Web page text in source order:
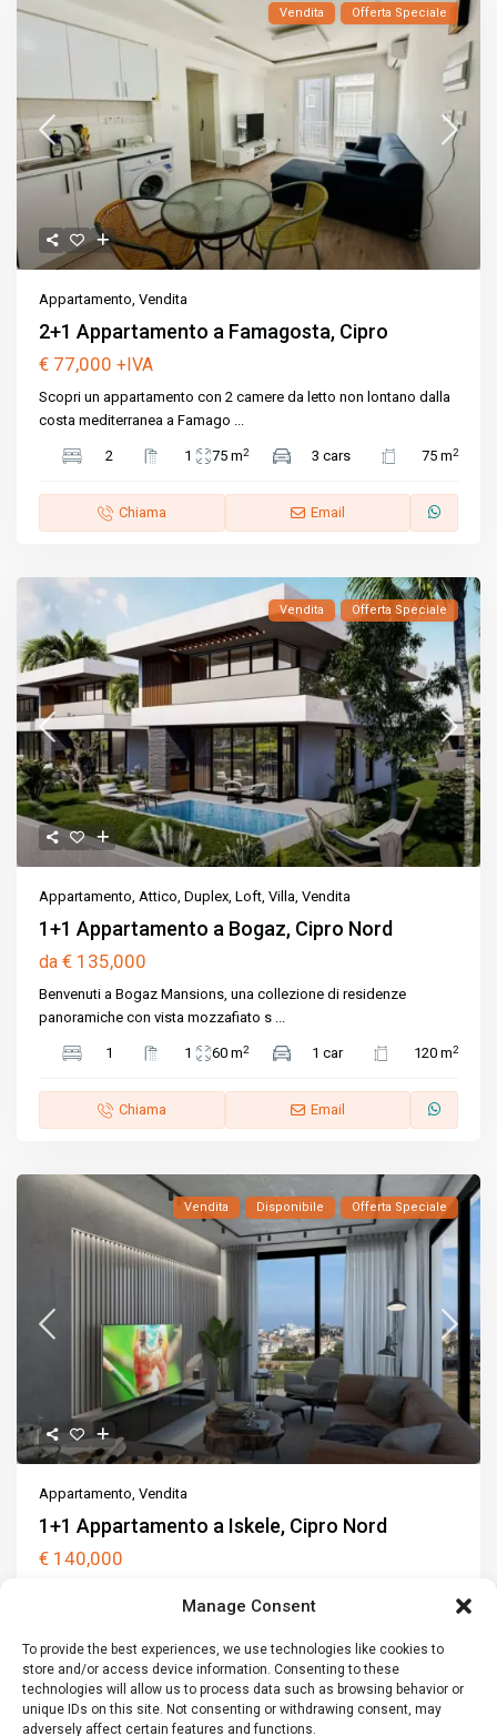
Manage Consent
To provide the best experiences, we use technologies like cookies to
store and/or access device information. Consenting to these
technologies will allow us to process data such as browsing behavior or
unique IDs on this site. Not consenting or withdrawing consent, may
adversely affect certain features and functions.
Vendita Offerta Speciale
Appartamento,Vendita
2+1 Appartamento a Famagosta, Cipro
€ 77,000+IVA
Scopri un appartamento con 2 camere da letto non lontano dalla
costa mediterranea a Famago ...
2 1 75 m2 3 cars 75 m2
Chiama Email
Vendita Offerta Speciale
Appartamento,Attico,Duplex,Loft,Villa,Vendita
1+1 Appartamento a Bogaz, Cipro Nord
da € 135,000
Benvenuti a Bogaz Mansions, una collezione di residenze
panoramiche con vista mozzafiato s ...
1 1 60 m2 1 car 120 m2
Chiama Email
Vendita Disponibile Offerta Speciale
Appartamento,Vendita
1+1 Appartamento a Iskele, Cipro Nord
€ 140,000
lontano dal mare, al prezzo...
1 1 64 m 2 2 cars 64 m
Chiama Email